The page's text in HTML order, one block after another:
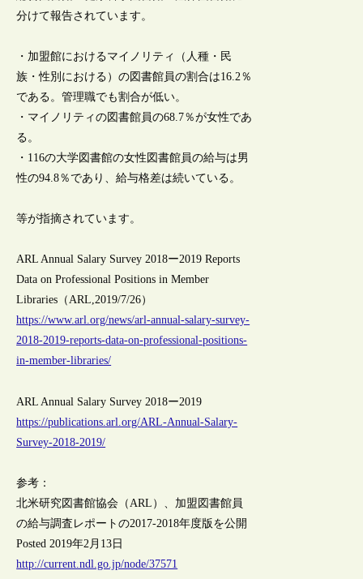
分けて報告されています。
・加盟館におけるマイノリティ（人種・民
族・性別における）の図書館員の割合は16.2％
である。管理職でも割合が低い。
・マイノリティの図書館員の68.7％が女性であ
る。
・116の大学図書館の女性図書館員の給与は男
性の94.8％であり、給与格差は続いている。
等が指摘されています。
ARL Annual Salary Survey 2018ー2019 Reports
Data on Professional Positions in Member
Libraries（ARL,2019/7/26）
https://www.arl.org/news/arl-annual-salary-survey-
2018-2019-reports-data-on-professional-positions-
in-member-libraries/
ARL Annual Salary Survey 2018ー2019
https://publications.arl.org/ARL-Annual-Salary-
Survey-2018-2019/
参考：
北米研究図書館協会（ARL）、加盟図書館員
の給与調査レポートの2017-2018年度版を公開
Posted 2019年2月13日
http://current.ndl.go.jp/node/37571